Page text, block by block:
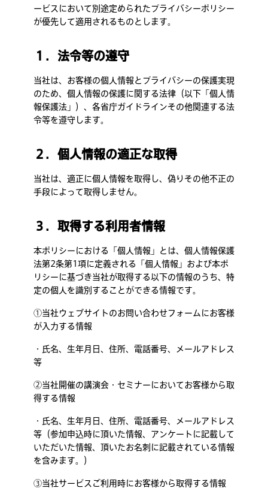
ービスにおいて別途定められたプライバシーポリシー
が優先して適用されるものとします。
１．法令等の遵守
当社は、お客様の個人情報とプライバシーの保護実現
のため、個人情報の保護に関する法律（以下「個人情
報保護法」）、各省庁ガイドラインその他関連する法
令等を遵守します。
２．個人情報の適正な取得
当社は、適正に個人情報を取得し、偽りその他不正の
手段によって取得しません。
３．取得する利用者情報
本ポリシーにおける「個人情報」とは、個人情報保護
法第2条第1項に定義される「個人情報」および本ポ
リシーに基づき当社が取得する以下の情報のうち、特
定の個人を識別することができる情報です。
①当社ウェブサイトのお問い合わせフォームにお客様
が入力する情報
・氏名、生年月日、住所、電話番号、メールアドレス
等
②当社開催の講演会・セミナーにおいてお客様から取
得する情報
・氏名、生年月日、住所、電話番号、メールアドレス
等（参加申込時に頂いた情報、アンケートに記載して
いただいた情報、頂いたお名刺に記載されている情報
を含みます。）
③当社サービスご利用時にお客様から取得する情報